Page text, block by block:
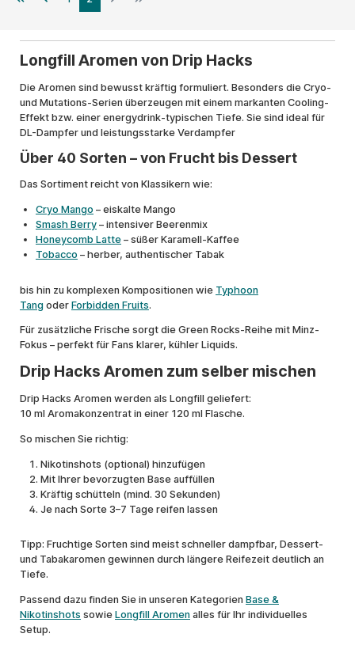
Longfill Aromen von Drip Hacks
Die Aromen sind bewusst kräftig formuliert. Besonders die Cryo-
und Mutations-Serien überzeugen mit einem markanten Cooling-
Effekt bzw. einer energydrink-typischen Tiefe. Sie sind ideal für
DL-Dampfer und leistungsstarke Verdampfer
Über 40 Sorten – von Frucht bis Dessert
Das Sortiment reicht von Klassikern wie:
Cryo Mango – eiskalte Mango
Smash Berry – intensiver Beerenmix
Honeycomb Latte – süßer Karamell-Kaffee
Tobacco – herber, authentischer Tabak
bis hin zu komplexen Kompositionen wie Typhoon
Tang oder Forbidden Fruits.
Für zusätzliche Frische sorgt die Green Rocks-Reihe mit Minz-
Fokus – perfekt für Fans klarer, kühler Liquids.
Drip Hacks Aromen zum selber mischen
Drip Hacks Aromen werden als Longfill geliefert:
10 ml Aromakonzentrat in einer 120 ml Flasche.
So mischen Sie richtig:
Nikotinshots (optional) hinzufügen
Mit Ihrer bevorzugten Base auffüllen
Kräftig schütteln (mind. 30 Sekunden)
Je nach Sorte 3–7 Tage reifen lassen
Tipp: Fruchtige Sorten sind meist schneller dampfbar, Dessert-
und Tabakaromen gewinnen durch längere Reifezeit deutlich an
Tiefe.
Passend dazu finden Sie in unseren Kategorien Base &
Nikotinshots sowie Longfill Aromen alles für Ihr individuelles
Setup.